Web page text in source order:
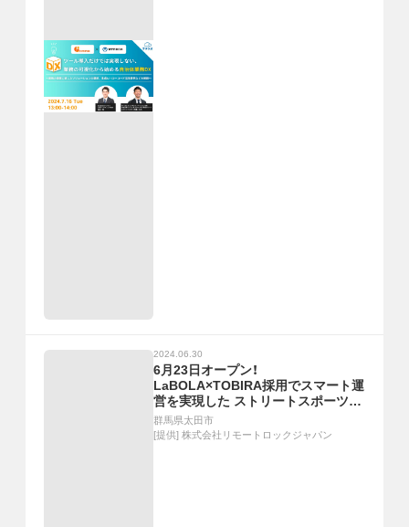
2024.06.30
6月23日オープン！
LaBOLA×TOBIRA採用でスマート運
営を実現した ストリートスポーツの
新拠点「エアリススケートパーク太
田」〜パリオリンピック目前、スポー
群馬県太田市
[提供] 株式会社リモートロックジャパン